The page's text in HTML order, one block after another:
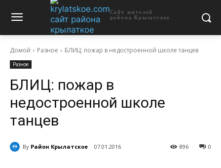
Сайт жителей
района Крылатское
Домой Разное БЛИЦ: пожар в недостроенной школе танцев
Разное
БЛИЦ: пожар в
недостроенной школе
танцев
By Район Крылатское 07.01.2016 0
896